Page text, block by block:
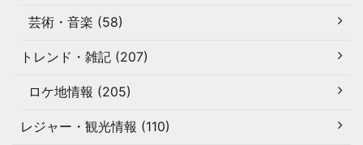
芸術・音楽 (58)
トレンド・雑記 (207)
ロケ地情報 (205)
レジャー・観光情報 (110)